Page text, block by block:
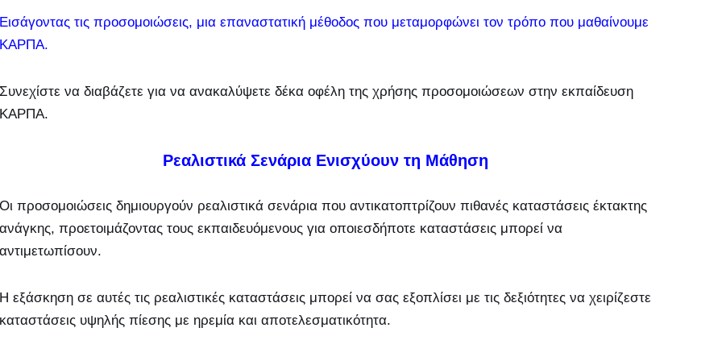
Εισάγοντας τις προσομοιώσεις, μια επαναστατική μέθοδος που μεταμορφώνει τον τρόπο που μαθαίνουμε
ΚΑΡΠΑ.
Συνεχίστε να διαβάζετε για να ανακαλύψετε δέκα οφέλη της χρήσης προσομοιώσεων στην εκπαίδευση
ΚΑΡΠΑ.
Ρεαλιστικά Σενάρια Ενισχύουν τη Μάθηση
Οι προσομοιώσεις δημιουργούν ρεαλιστικά σενάρια που αντικατοπτρίζουν πιθανές καταστάσεις έκτακτης
ανάγκης, προετοιμάζοντας τους εκπαιδευόμενους για οποιεσδήποτε καταστάσεις μπορεί να
αντιμετωπίσουν.
Η εξάσκηση σε αυτές τις ρεαλιστικές καταστάσεις μπορεί να σας εξοπλίσει με τις δεξιότητες να χειρίζεστε
καταστάσεις υψηλής πίεσης με ηρεμία και αποτελεσματικότητα.